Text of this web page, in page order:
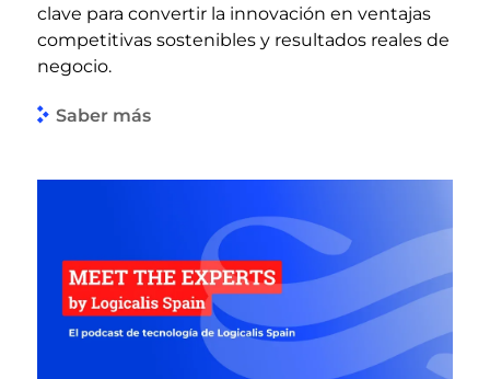
clave para convertir la innovación en ventajas
competitivas sostenibles y resultados reales de
negocio.
Saber más